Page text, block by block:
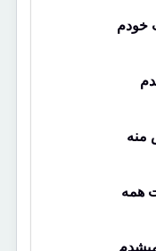
خودم
منه
همه